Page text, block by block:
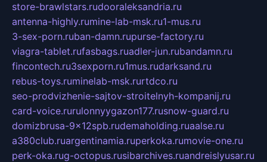
store-brawlstars.rudooraleksandria.ru
antenna-highly.rumine-lab-msk.ru1-mus.ru
3-sex-porn.ruban-damn.rupurse-factory.ru
viagra-tablet.rufasbags.ruadler-jun.rubandamn.ru
fincontech.ru3sexporn.ru1mus.rudarksand.ru
rebus-toys.ruminelab-msk.rurtdco.ru
seo-prodvizhenie-sajtov-stroitelnyh-kompanij.ru
card-voice.rurulonnyygazon177.rusnow-guard.ru
domizbrusa-9x12spb.rudemaholding.ruaalse.ru
a380club.ruargentinamia.ruperkoka.rumovie-one.ru
perk-oka.rug-octopus.rusibarchives.ruandreislyusar.ru